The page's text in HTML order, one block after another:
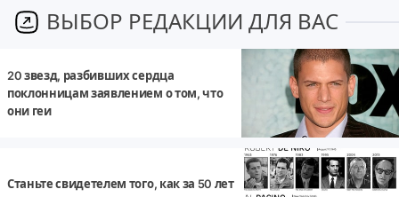
ВЫБОР РЕДАКЦИИ ДЛЯ ВАС
20 звезд, разбивших сердца
поклонницам заявлением о том, что
они геи
Станьте свидетелем того, как за 50 лет